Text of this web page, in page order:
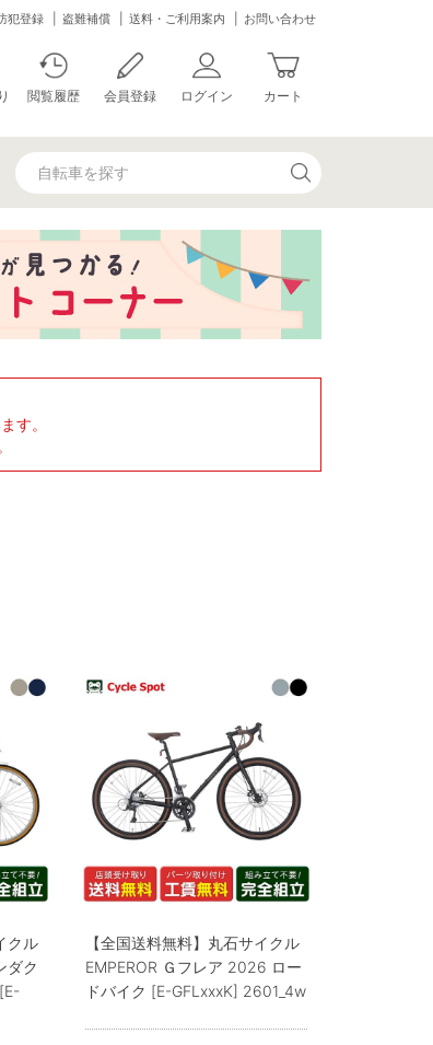
犯登録 盗難補償 送料・ご利用案内 お問い合わせ
閲覧履歴 会員登録 ログイン カート
す。
クル
ダク
【全国送料無料】丸石サイクル
EMPEROR Ｇフレア 2026 ロー
ドバイク [E-GFLxxxK] 2601_4w